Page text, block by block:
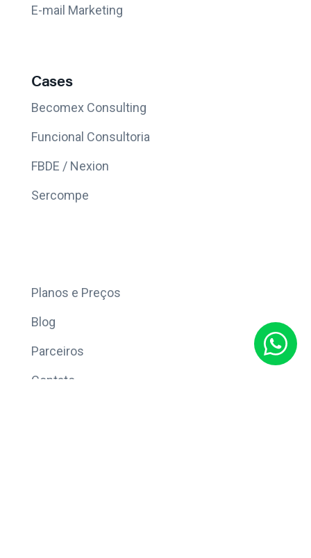
E-mail Marketing
Cases
Becomex Consulting
Funcional Consultoria
FBDE / Nexion
Sercompe
Planos e Preços
Blog
Parceiros
Contato